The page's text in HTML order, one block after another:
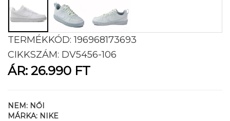
TERMÉKKÓD:196968173693
CIKKSZÁM: DV5456-106
ÁR: 26.990 FT
NEM: NŐI
MÁRKA: NIKE